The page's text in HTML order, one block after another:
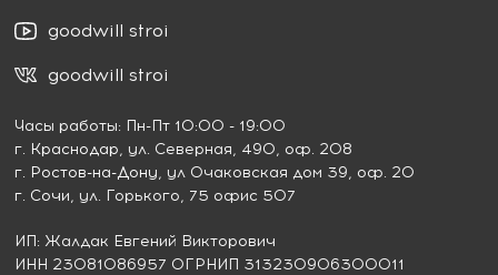
goodwill stroi
goodwill stroi
Часы работы: Пн-Пт 10:00 - 19:00
г. Краснодар, ул. Северная, 490, оф. 208
г. Ростов-на-Дону, ул Очаковская дом 39, оф. 20
г. Сочи, ул. Горького, 75 офис 507
ИП: Жалдак Евгений Викторович
ИНН 23081086957 ОГРНИП 313230906300011